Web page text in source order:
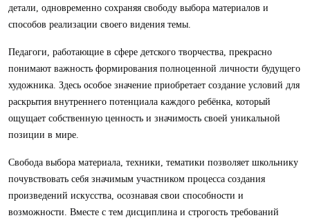
детали, одновременно сохраняя свободу выбора материалов и
способов реализации своего видения темы.
Педагоги, работающие в сфере детского творчества, прекрасно
понимают важность формирования полноценной личности будущего
художника. Здесь особое значение приобретает создание условий для
раскрытия внутреннего потенциала каждого ребёнка, который
ощущает собственную ценность и значимость своей уникальной
позиции в мире.
Свобода выбора материала, техники, тематики позволяет школьнику
почувствовать себя значимым участником процесса создания
произведений искусства, осознавая свои способности и
возможности. Вместе с тем дисциплина и строгость требований